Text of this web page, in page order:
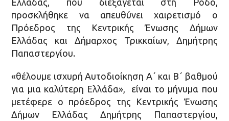
προσκλήθηκε να απευθύνει χαιρετισμό ο
Πρόεδρος της Κεντρικής Ένωσης Δήμων
Ελλάδας και Δήμαρχος Τρικκαίων, Δημήτρης
Παπαστεργίου.
«θέλουμε ισχυρή Αυτοδιοίκηση Α΄ και Β΄ βαθμού
για μια καλύτερη Ελλάδα», είναι το μήνυμα που
μετέφερε ο πρόεδρος της Κεντρικής Ένωσης
Δήμων Ελλάδας Δημήτρης Παπαστεργίου,